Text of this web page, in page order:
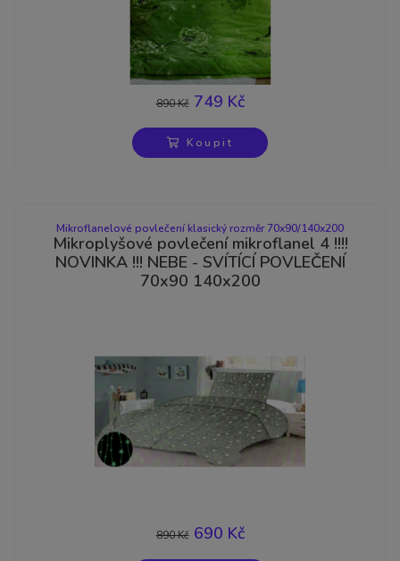
890 Kč749 Kč
Koupit
Mikroflanelové povlečení klasický rozměr 70x90/140x200
Mikroplyšové povlečení mikroflanel 4 !!!!
NOVINKA !!! NEBE - SVÍTÍCÍ POVLEČENÍ
70x90 140x200
890 Kč690 Kč